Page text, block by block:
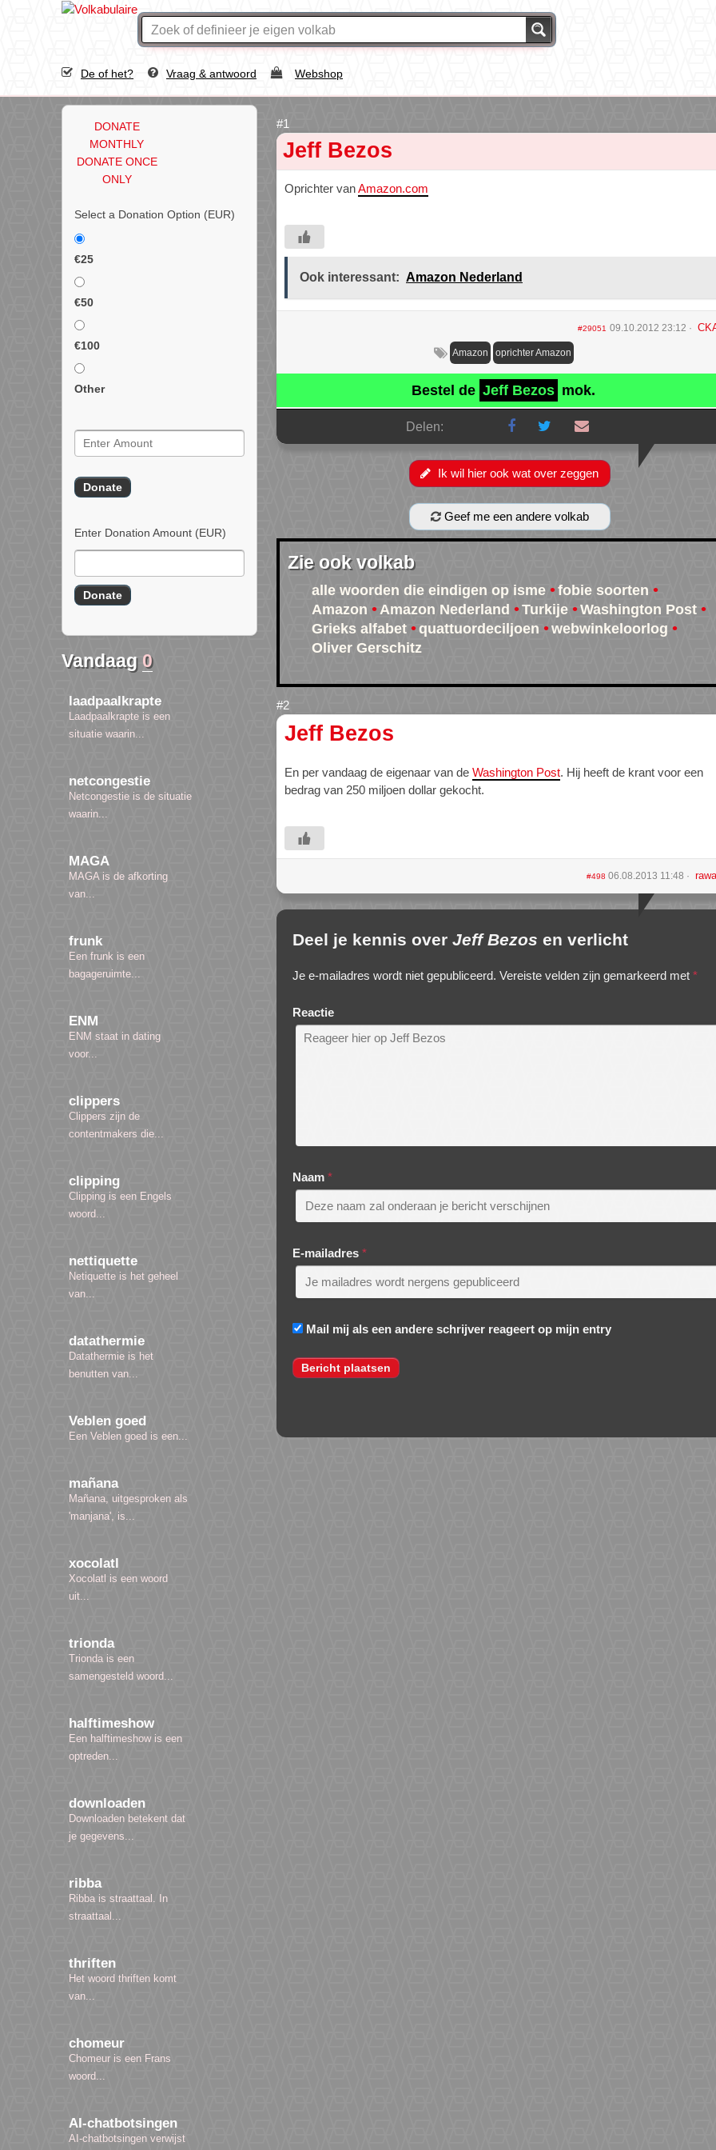
De of het? Vraag & antwoord Webshop
DONATE
MONTHLY
DONATE ONCE
ONLY
Select a Donation Option (EUR)
€25
€50
€100
Other
Enter Donation Amount (EUR)
Vandaag 0
laadpaalkrapte
Laadpaalkrapte is een
situatie waarin...
netcongestie
Netcongestie is de situatie
waarin...
MAGA
MAGA is de afkorting
van...
frunk
Een frunk is een
bagageruimte...
ENM
ENM staat in dating
voor...
clippers
Clippers zijn de
contentmakers die...
clipping
Clipping is een Engels
woord...
nettiquette
Netiquette is het geheel
van...
datathermie
Datathermie is het
benutten van...
Veblen goed
Een Veblen goed is een...
mañana
Mañana, uitgesproken als
'manjana', is...
xocolatl
Xocolatl is een woord
uit...
trionda
Trionda is een
samengesteld woord...
halftimeshow
Een halftimeshow is een
optreden...
downloaden
Downloaden betekent dat
je gegevens...
ribba
Ribba is straattaal. In
straattaal...
thriften
Het woord thriften komt
van...
chomeur
Chomeur is een Frans
woord...
AI-chatbotsingen
AI-chatbotsingen verwijst
Jeff Bezos
Oprichter vanAmazon.com
Ook interessant: Amazon Nederland
#29051 09.10.2012 23:12
Amazon oprichter Amazon
Bestel de Jeff Bezos mok.
Delen:
Ik wil hier ook wat over zeggen
Geef me een andere volkab
Zie ook volkab
alle woorden die eindigen op isme
fobie soorten
Amazon
Amazon Nederland Turkije
Washington Post
Grieks alfabet
quattuordeciljoen
webwinkeloorlog
Oliver Gerschitz
Jeff Bezos
En per vandaag de eigenaar van de Washington Post. Hij heeft de krant voor een
bedrag van 250 miljoen dollar gekocht.
#49806.08.2013 11:48
Deel je kennis over Jeff Bezos en verlicht
Je e-mailadres wordt niet gepubliceerd. Vereiste velden zijn gemarkeerd met *
Reactie
Naam *
E-mailadres *
Mail mij als een andere schrijver reageert op mijn entry